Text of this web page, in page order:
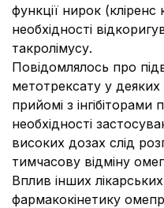
функції нирок (кліренс
необхідності
такролімусу.
Повідомлялось про
метотрексату у
прийомі з
необхідності
високих дозах слід
тимчасову відміну
Вплив інших
фармакокінетику